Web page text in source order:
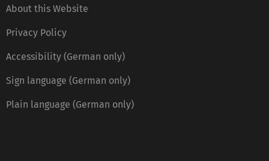
About this Website
Privacy Policy
Accessibility (German only)
Sign language (German only)
Plain language (German only)